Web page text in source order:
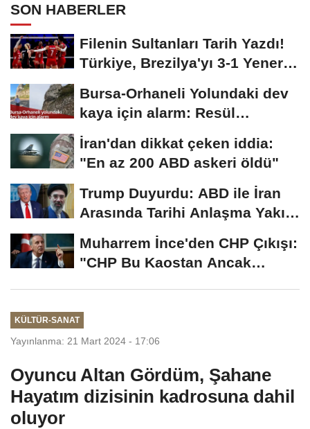
SON HABERLER
Filenin Sultanları Tarih Yazdı!
Türkiye, Brezilya'yı 3-1 Yenerek
Bursa-Orhaneli Yolundaki dev
kaya için alarm: Resül
Kaplan'dan yetkililere...
İran'dan dikkat çeken iddia:
"En az 200 ABD askeri öldü"
Trump Duyurdu: ABD ile İran
Arasında Tarihi Anlaşma Yakın!
Muharrem İnce'den CHP Çıkışı:
"CHP Bu Kaostan Ancak
KÜLTÜR-SANAT
Yayınlanma: 21 Mart 2024 - 17:06
Oyuncu Altan Gördüm, Şahane
Hayatım dizisinin kadrosuna dahil
oluyor